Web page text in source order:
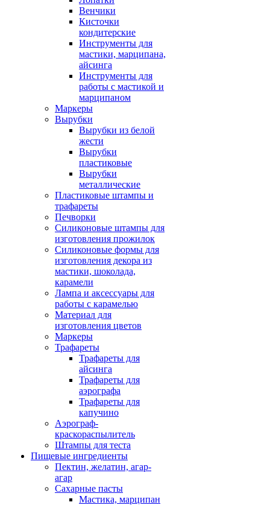
Венчики
Кисточки
кондитерские
Инструменты для
мастики, марципана,
айсинга
Инструменты для
работы с мастикой и
марципаном
Маркеры
Вырубки
Вырубки из белой
жести
Вырубки
пластиковые
Вырубки
металлические
Пластиковые штампы и
трафареты
Печворки
Силиконовые штампы для
изготовления прожилок
Силиконовые формы для
изготовления декора из
мастики, шоколада,
карамели
Лампа и аксессуары для
работы с карамелью
Материал для
изготовления цветов
Маркеры
Трафареты
Трафареты для
айсинга
Трафареты для
аэрографа
Трафареты для
капучино
Аэрограф-
краскораспылитель
Штампы для теста
Пищевые ингредиенты
Пектин, желатин, агар-
агар
Сахарные пасты
Мастика, марципан